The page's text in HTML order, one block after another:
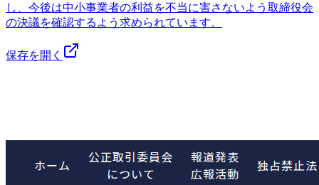
し、今後は中小事業者の利益を不当に害さないよう取締役会
の決議を確認するよう求められています。
保存を開く